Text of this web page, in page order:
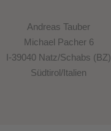
Andreas Tauber
Michael Pacher 6
I-39040 Natz/Schabs (BZ)
Südtirol/Italien